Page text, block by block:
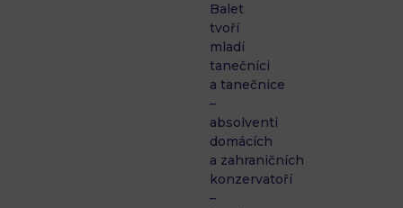
Balet
tvoří
mladí
tanečníci
a tanečnice
–
absolventi
domácích
a zahraničních
konzervatoří
–